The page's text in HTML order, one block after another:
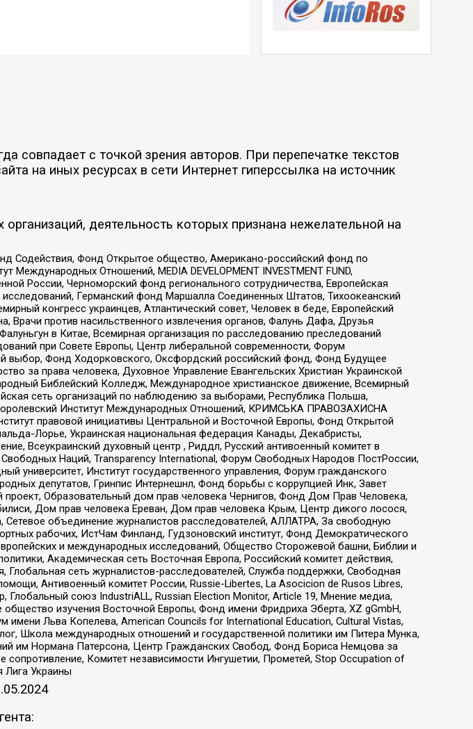
совпадает с точкой зрения авторов. При перепечатке текстов
на иных ресурсах в сети Интернет гиперссылка на источник
деятельность которых признана нежелательной на
Содействия, Фонд Открытое общество, Американо-российский фонд по
Отношений, MEDIA DEVELOPMENT INVESTMENT FUND,
России, Черноморский фонд регионального сотрудничества, Европейская
Германский фонд Маршалла Соединенных Штатов, Тихоокеанский
конгресс украинцев, Атлантический совет, Человек в беде, Европейский
против насильственного извлечения органов, Фалунь Дафа, Друзья
в Китае, Всемирная организация по расследованию преследований
при Совете Европы, Центр либеральной современности, Форум
выбор, Фонд Ходорковского, Оксфордский российский фонд, Фонд Будущее
за права человека, Духовное Управление Евангельских Христиан Украинской
Библейский Колледж, Международное христианское движение, Всемирный
сеть организаций по наблюдению за выборами, Республика Польша,
Институт Международных Отношений, КРИМСЬКА ПРАВОЗАХИСНА
правовой инициативы Центральной и Восточной Европы, Фонд Открытой
Лорье, Украинская национальная федерация Канады, Декабристы,
Всеукраинский духовный центр , Риддл, Русский антивоенный комитет в
Наций, Transparеncy International, Форум Свободных Народов ПостРоссии,
университет, Институт государственного управления, Форум гражданского
депутатов, Гринпис Интернешнл, Фонд борьбы с коррупцией Инк, Завет
Образовательный дом прав человека Чернигов, Фонд Дом Прав Человека,
Дом прав человека Ереван, Дом прав человека Крым, Центр дикого лосося,
объединение журналистов расследователей, АЛЛАТРА, За свободную
рабочих, ИстЧам Финланд, Гудзоновский институт, Фонд Демократического
и международных исследований, Общество Сторожевой башни, Библии и
Академическая сеть Восточная Европа, Российский комитет действия,
сеть журналистов-расследователей, Служба поддержки, Свободная
Антивоенный комитет России, Russie-Libertes, La Asocicion de Rusos Libres,
союз IndustriALL, Russian Election Monitor, Article 19, Мнение медиа,
изучения Восточной Европы, Фонд имени Фридриха Эберта, XZ gGmbH,
Льва Копелева, American Councils for International Education, Cultural Vistas,
Школа международных отношений и государственной политики им Питера Мунка,
им Нормана Патерсона, Центр Гражданских Свобод, Фонд Бориса Немцова за
Комитет независимости Ингушетии, Прометей, Stop Occupation of
Лига Украины